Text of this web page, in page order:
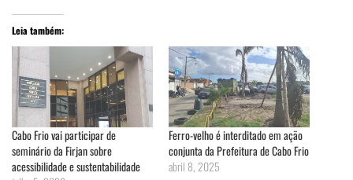
Leia também:
Cabo Frio vai participar de
seminário da Firjan sobre
acessibilidade e sustentabilidade
Ferro-velho é interditado em ação
conjunta da Prefeitura de Cabo Frio
abril 8, 2025